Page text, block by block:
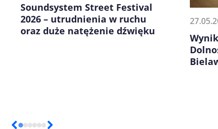
Soundsystem Street Festival
2026 – utrudnienia w ruchu
oraz duże natężenie dźwięku